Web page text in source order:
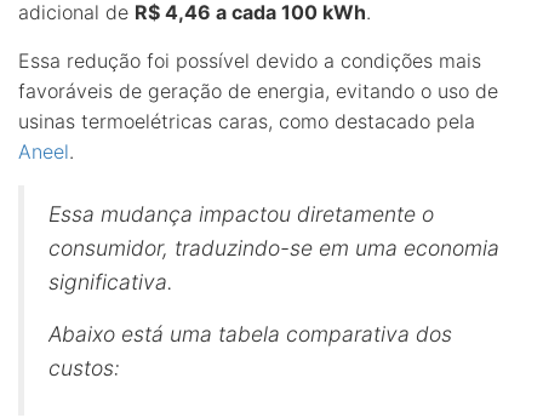
adicional de R$ 4,46 a cada 100 kWh.
Essa redução foi possível devido a condições mais
favoráveis de geração de energia, evitando o uso de
usinas termoelétricas caras, como destacado pela
Aneel.
Essa mudança impactou diretamente o
consumidor, traduzindo-se em uma economia
significativa.
Abaixo está uma tabela comparativa dos
custos: